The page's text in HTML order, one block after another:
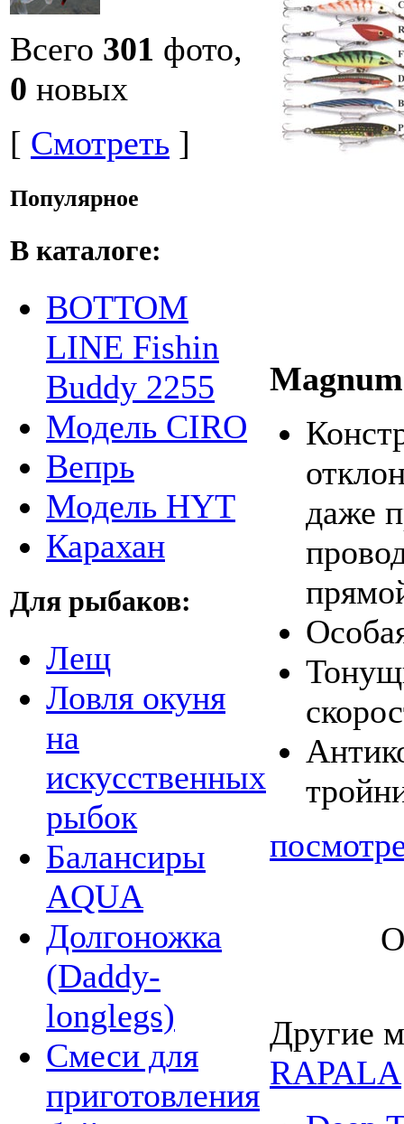
Всего 301 фото,
0 новых
[ Смотреть ]
Популярное
В каталоге:
BOTTOM
LINE Fishin
Buddy 2255
Модель CIRO
Вепрь
Модель HYT
Карахан
Для рыбаков:
Лещ
Ловля окуня
на
искусственных
рыбок
Балансиры
AQUA
Долгоножка
(Daddy-
longlegs)
Смеси для
приготовления
даже
Другие
RAPALA